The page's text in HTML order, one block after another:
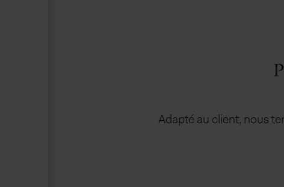
Adapté au client, nous